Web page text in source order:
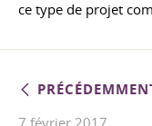
ce type de projet
7 février 2017